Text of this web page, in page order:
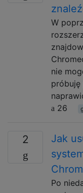
W
nie
próbuję
26
2
Jak
Po